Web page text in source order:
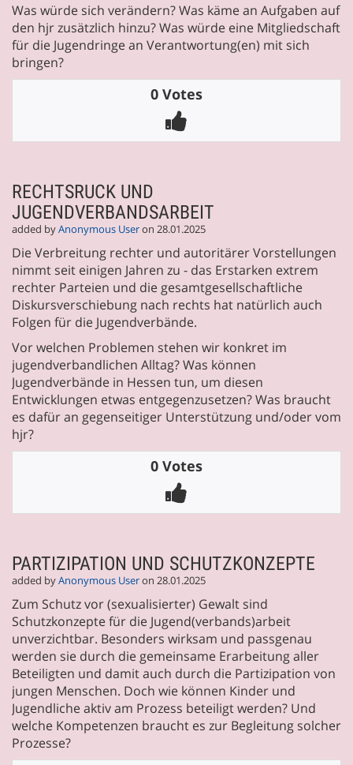
Was würde sich verändern? Was käme an Aufgaben auf
den hjr zusätzlich hinzu? Was würde eine Mitgliedschaft
für die Jugendringe an Verantwortung(en) mit sich
bringen?
0 Votes
RECHTSRUCK UND
JUGENDVERBANDSARBEIT
added byAnonymous Useron 28.01.2025
Die Verbreitung rechter und autoritärer Vorstellungen
nimmt seit einigen Jahren zu - das Erstarken extrem
rechter Parteien und die gesamtgesellschaftliche
Diskursverschiebung nach rechts hat natürlich auch
Folgen für die Jugendverbände.
Vor welchen Problemen stehen wir konkret im
jugendverbandlichen Alltag? Was können
Jugendverbände in Hessen tun, um diesen
Entwicklungen etwas entgegenzusetzen? Was braucht
es dafür an gegenseitiger Unterstützung und/oder vom
hjr?
0 Votes
PARTIZIPATION UND SCHUTZKONZEPTE
added byAnonymous Useron 28.01.2025
Zum Schutz vor (sexualisierter) Gewalt sind
Schutzkonzepte für die Jugend(verbands)arbeit
unverzichtbar. Besonders wirksam und passgenau
werden sie durch die gemeinsame Erarbeitung aller
Beteiligten und damit auch durch die Partizipation von
jungen Menschen. Doch wie können Kinder und
Jugendliche aktiv am Prozess beteiligt werden? Und
welche Kompetenzen braucht es zur Begleitung solcher
Prozesse?